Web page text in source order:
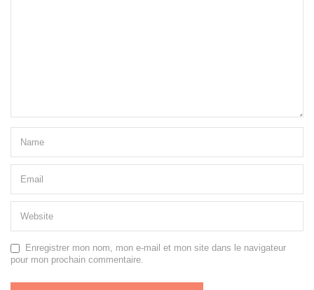
Enregistrer mon nom, mon e-mail et mon site dans le navigateur
pour mon prochain commentaire.